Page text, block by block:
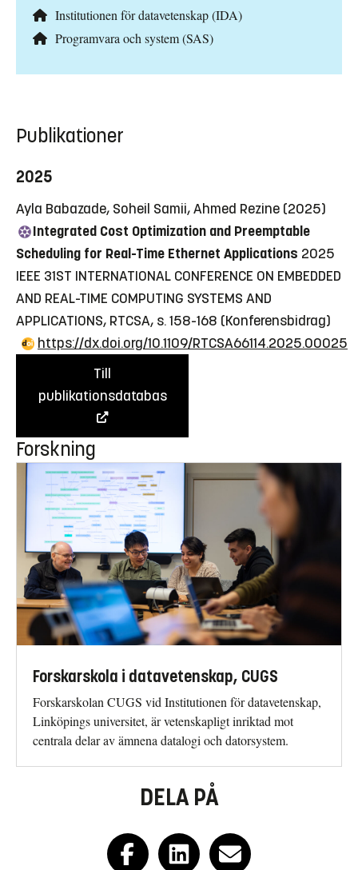
Institutionen för datavetenskap (IDA)
Programvara och system (SAS)
Publikationer
2025
Ayla Babazade, Soheil Samii, Ahmed Rezine (2025)
Integrated Cost Optimization and Preemptable
Scheduling for Real-Time Ethernet Applications 2025
IEEE 31ST INTERNATIONAL CONFERENCE ON EMBEDDED
AND REAL-TIME COMPUTING SYSTEMS AND
APPLICATIONS, RTCSA, s. 158-168 (Konferensbidrag)
https://dx.doi.org/10.1109/RTCSA66114.2025.00025
Till
publikationsdatabas
Forskning
Forskarskola i datavetenskap, CUGS
Forskarskolan CUGS vid Institutionen för datavetenskap,
Linköpings universitet, är vetenskapligt inriktad mot
centrala delar av ämnena datalogi och datorsystem.
DELA PÅ